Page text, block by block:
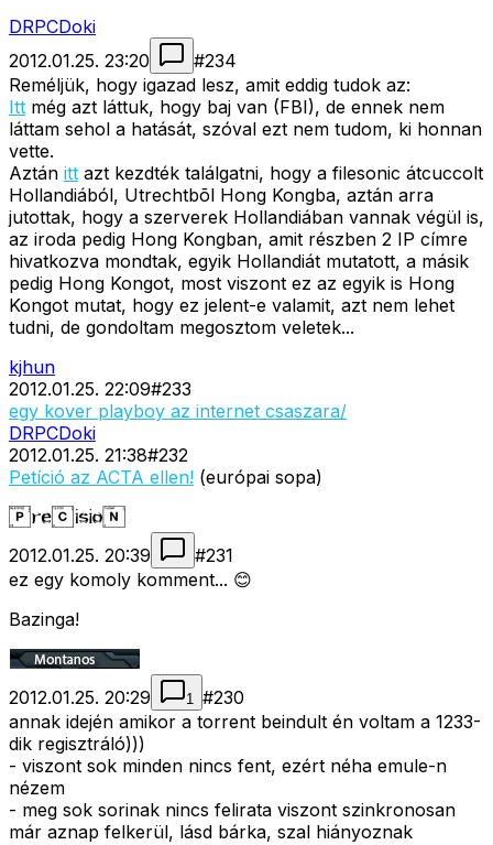
DRPCDoki
2012.01.25. 23:20
#234
Reméljük, hogy igazad lesz, amit eddig tudok az:
Itt még azt láttuk, hogy baj van (FBI), de ennek nem
láttam sehol a hatását, szóval ezt nem tudom, ki honnan
vette.
Aztán itt azt kezdték találgatni, hogy a filesonic átcuccolt
Hollandiából, Utrechtbõl Hong Kongba, aztán arra
jutottak, hogy a szerverek Hollandiában vannak végül is,
az iroda pedig Hong Kongban, amit részben 2 IP címre
hivatkozva mondtak, egyik Hollandiát mutatott, a másik
pedig Hong Kongot, most viszont ez az egyik is Hong
Kongot mutat, hogy ez jelent-e valamit, azt nem lehet
tudni, de gondoltam megosztom veletek...
kjhun
2012.01.25. 22:09#233
egy kover playboy az internet csaszara/
DRPCDoki
2012.01.25. 21:38#232
Petíció az ACTA ellen! (európai sopa)
2012.01.25. 20:39 #231
ez egy komoly komment... 😊
Bazinga!
2012.01.25. 20:29 1 #230
annak idején amikor a torrent beindult én voltam a 1233-
dik regisztráló)))
- viszont sok minden nincs fent, ezért néha emule-n
nézem
- meg sok sorinak nincs felirata viszont szinkronosan
már aznap felkerül, lásd bárka, szal hiányoznak